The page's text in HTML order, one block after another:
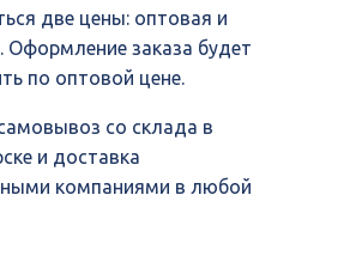
две цены: оптовая и
Оформление заказа будет
по оптовой цене.
со склада в
и доставка
компаниями в любой